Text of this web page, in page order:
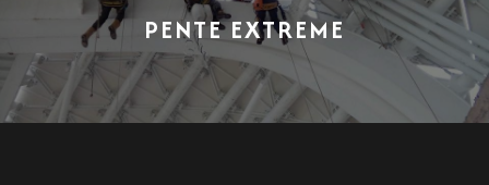
PENTE EXTREME